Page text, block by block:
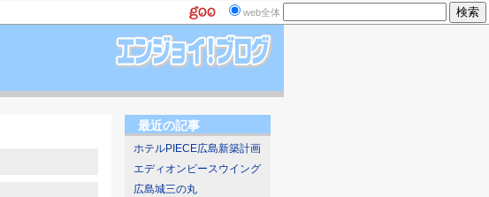
web全体
最近の記事
ホテルPIECE広島新築計画
エディオンピースウイング
広島城三の丸